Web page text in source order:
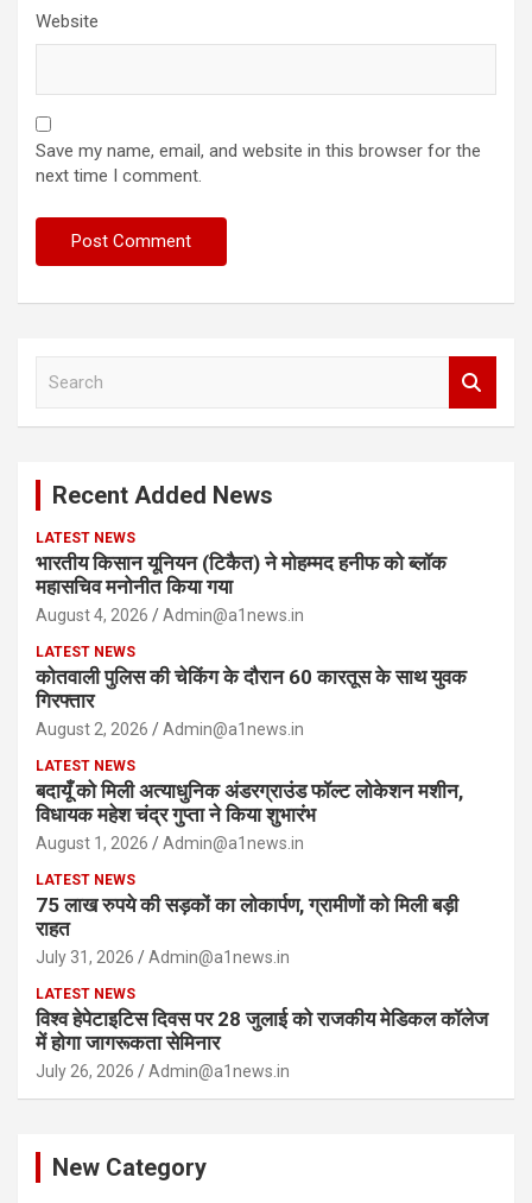
Website
Save my name, email, and website in this browser for the
next time I comment.
Recent Added News
LATEST NEWS
भारतीय किसान यूनियन (टिकैत) ने मोहम्मद हनीफ को ब्लॉक
महासचिव मनोनीत किया गया
August 4, 2026 Admin@a1news.in
LATEST NEWS
कोतवाली पुलिस की चेकिंग के दौरान 60 कारतूस के साथ युवक
गिरफ्तार
August 2, 2026 Admin@a1news.in
LATEST NEWS
बदायूँ को मिली अत्याधुनिक अंडरग्राउंड फॉल्ट लोकेशन मशीन,
विधायक महेश चंद्र गुप्ता ने किया शुभारंभ
August 1, 2026 Admin@a1news.in
LATEST NEWS
75 लाख रुपये की सड़कों का लोकार्पण, ग्रामीणों को मिली बड़ी
राहत
July 31, 2026 Admin@a1news.in
LATEST NEWS
विश्व हेपेटाइटिस दिवस पर 28 जुलाई को राजकीय मेडिकल कॉलेज
में होगा जागरूकता सेमिनार
July 26, 2026 Admin@a1news.in
New Category